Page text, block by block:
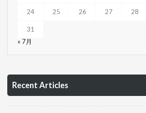
24 25 26 27 28
31
« 7月
Recent Articles